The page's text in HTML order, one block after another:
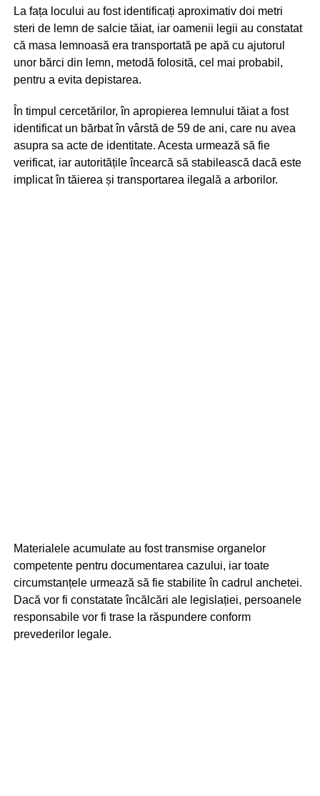
La fața locului au fost identificați aproximativ doi metri
steri de lemn de salcie tăiat, iar oamenii legii au constatat
că masa lemnoasă era transportată pe apă cu ajutorul
unor bărci din lemn, metodă folosită, cel mai probabil,
pentru a evita depistarea.
În timpul cercetărilor, în apropierea lemnului tăiat a fost
identificat un bărbat în vârstă de 59 de ani, care nu avea
asupra sa acte de identitate. Acesta urmează să fie
verificat, iar autoritățile încearcă să stabilească dacă este
implicat în tăierea și transportarea ilegală a arborilor.
Materialele acumulate au fost transmise organelor
competente pentru documentarea cazului, iar toate
circumstanțele urmează să fie stabilite în cadrul anchetei.
Dacă vor fi constatate încălcări ale legislației, persoanele
responsabile vor fi trase la răspundere conform
prevederilor legale.